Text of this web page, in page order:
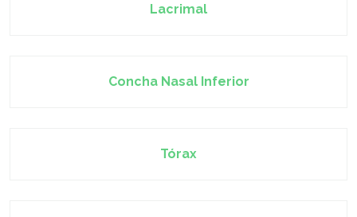
Lacrimal
Concha Nasal Inferior
Tórax